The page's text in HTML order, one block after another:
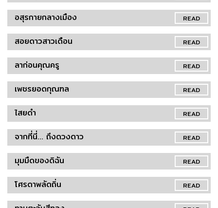
READ
อสุรกายกลางเมือง
READ
สอยดาวสาวเดือน
READ
ลาก่อนคุณครู
READ
เพชรยอดกุณฑล
READ
ไสยดำ
READ
จากที่นี่... ถึงดวงดาว
READ
มุมมืดของดิฉัน
READ
โศรดาพลัดถิ่น